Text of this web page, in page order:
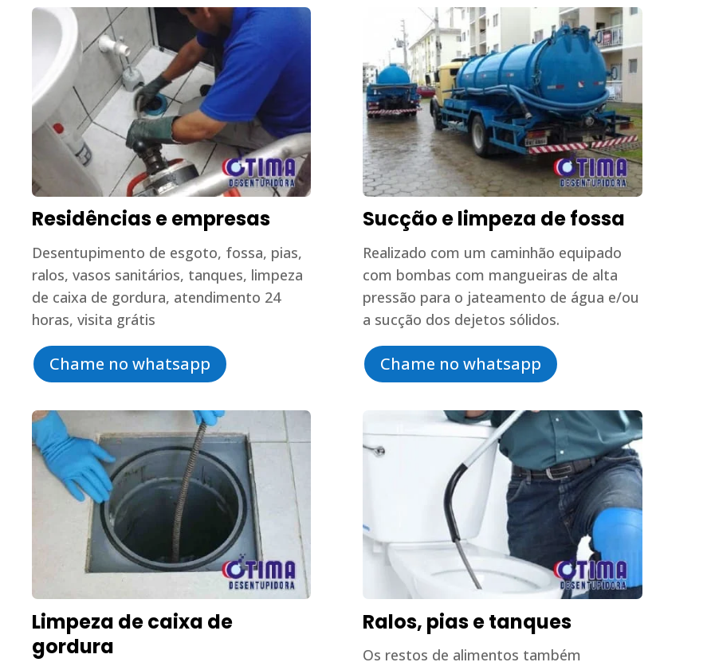
Residências e empresas
Desentupimento de esgoto, fossa, pias,
ralos, vasos sanitários, tanques, limpeza
de caixa de gordura, atendimento 24
horas, visita grátis
Chame no whatsapp
Limpeza de caixa de
gordura
Sucção e limpeza de fossa
Realizado com um caminhão equipado
com bombas com mangueiras de alta
pressão para o jateamento de água e/ou
a sucção dos dejetos sólidos.
Chame no whatsapp
Ralos, pias e tanques
Os restos de alimentos também